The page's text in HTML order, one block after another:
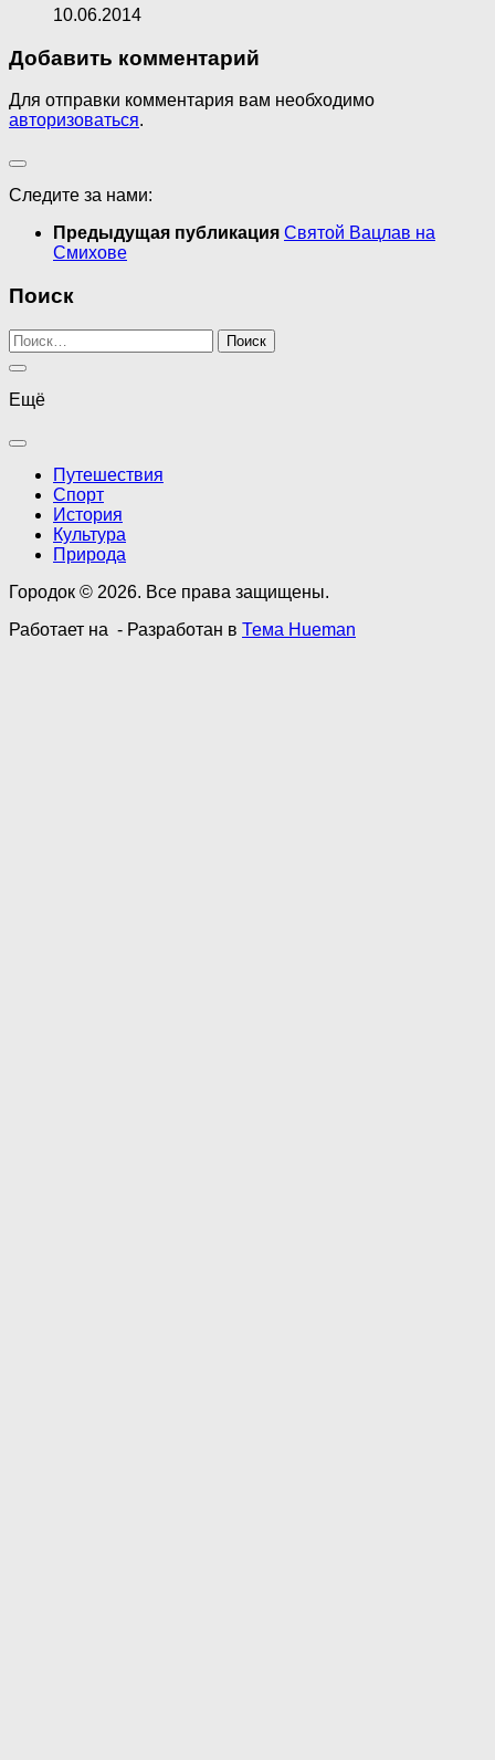
10.06.2014
Добавить комментарий
Для отправки комментария вам необходимо
авторизоваться.
Следите за нами:
Предыдущая публикация Святой Вацлав на
Смихове
Поиск
Найти:
Ещё
Путешествия
Спорт
История
Культура
Природа
Городок © 2026. Все права защищены.
Работает на - Разработан в Тема Hueman